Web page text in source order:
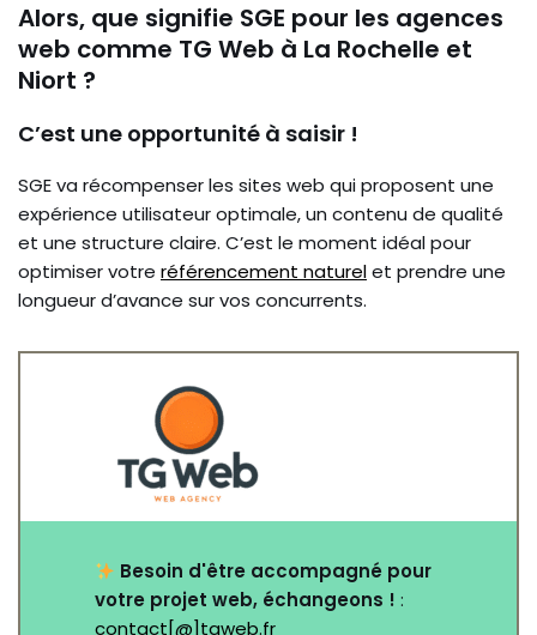
Alors, que signifie SGE pour les agences
web comme TG Web à La Rochelle et
Niort ?
C’est une opportunité à saisir !
SGE va récompenser les sites web qui proposent une
expérience utilisateur optimale, un contenu de qualité
et une structure claire. C’est le moment idéal pour
optimiser votre référencement naturelet prendre une
longueur d’avance sur vos concurrents.
Besoin d'être accompagné pour
votre projet web, échangeons ! :
contact[@]tgweb.fr